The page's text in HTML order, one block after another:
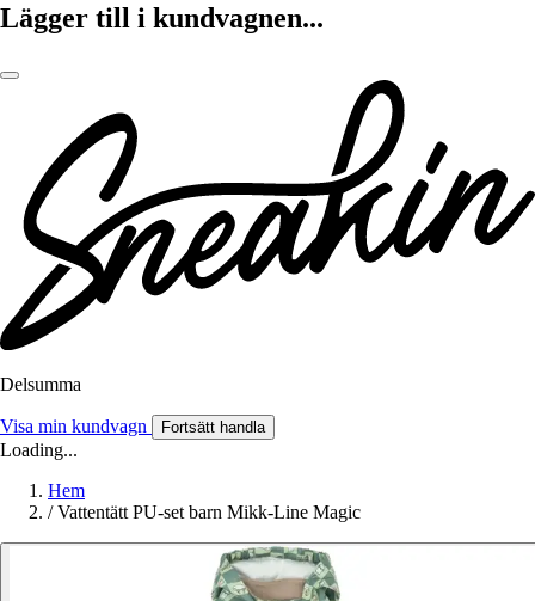
Lägger till i kundvagnen...
Delsumma
Visa min kundvagn Fortsätt handla
Loading...
Hem
/ Vattentätt PU-set barn Mikk-Line Magic